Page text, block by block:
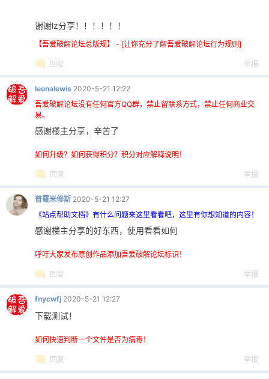
谢谢lz分享！！！！！！
【吾爱破解论坛总版规】 - [让你充分了解吾爱破解论坛行为规则]
回复 举报
leonalewis 2020-5-21 12:22
吾爱破解论坛没有任何官方QQ群，禁止留联系方式，禁止任何商业交
易。
感谢楼主分享，辛苦了
如何升级？如何获得积分？积分对应解释说明！
回复 举报
普羅米修斯 2020-5-21 12:27
《站点帮助文档》有什么问题来这里看看吧，这里有你想知道的内容！
感谢楼主分享的好东西，使用看看如何
呼吁大家发布原创作品添加吾爱破解论坛标识！
回复 举报
fnycwfj 2020-5-21 12:27
下载测试！
如何快速判断一个文件是否为病毒！
回复 举报